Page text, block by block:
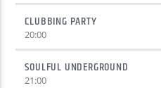
CLUBBING PARTY
20:00
SOULFUL UNDERGROUND
21:00